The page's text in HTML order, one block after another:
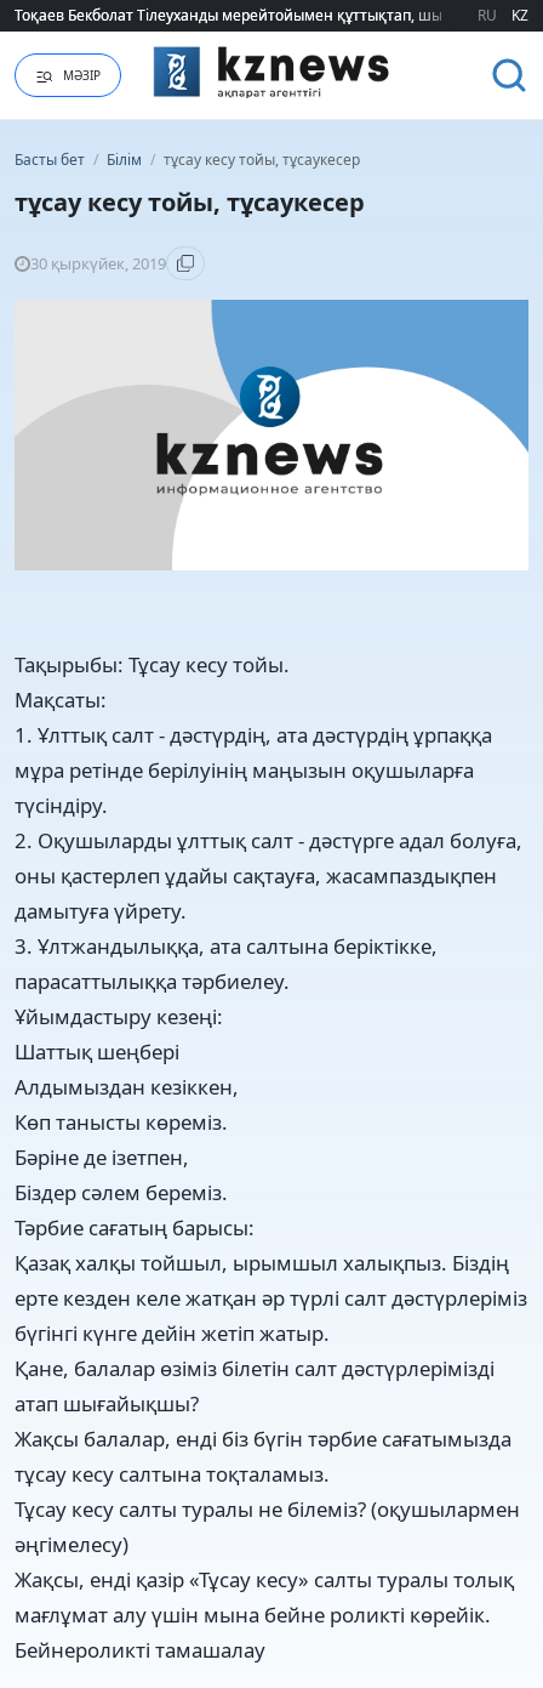
Тоқаев Бекболат Тілеуханды мерейтойымен құттықтап, шығармашылық
Тоқаев Бекболат Тілеуханды мерейтойымен құттықтап, шығармашылық
RU KZ
МӘЗІР
Басты бет / Білім / тұсау кесу тойы, тұсаукесер
тұсау кесу тойы, тұсаукесер
30 қыркүйек, 2019
Тақырыбы: Тұсау кесу тойы.
Мақсаты:
1. Ұлттық салт - дәстүрдің, ата дәстүрдің ұрпаққа
мұра ретінде берілуінің маңызын оқушыларға
түсіндіру.
2. Оқушыларды ұлттық салт - дәстүрге адал болуға,
оны қастерлеп ұдайы сақтауға, жасампаздықпен
дамытуға үйрету.
3. Ұлтжандылыққа, ата салтына беріктікке,
парасаттылыққа тәрбиелеу.
Ұйымдастыру кезеңі:
Шаттық шеңбері
Алдымыздан кезіккен,
Көп танысты көреміз.
Бәріне де ізетпен,
Біздер сәлем береміз.
Тәрбие сағатың барысы:
Қазақ халқы тойшыл, ырымшыл халықпыз. Біздің
ерте кезден келе жатқан әр түрлі салт дәстүрлеріміз
бүгінгі күнге дейін жетіп жатыр.
Қане, балалар өзіміз білетін салт дәстүрлерімізді
атап шығайықшы?
Жақсы балалар, енді біз бүгін тәрбие сағатымызда
тұсау кесу салтына тоқталамыз.
Тұсау кесу салты туралы не білеміз? (оқушылармен
әңгімелесу)
Жақсы, енді қазір «Тұсау кесу» салты туралы толық
мағлұмат алу үшін мына бейне роликті көрейік.
Бейнероликті тамашалау